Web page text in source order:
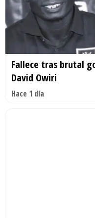
Fallece tras brutal
David Owiri
Hace 1 día